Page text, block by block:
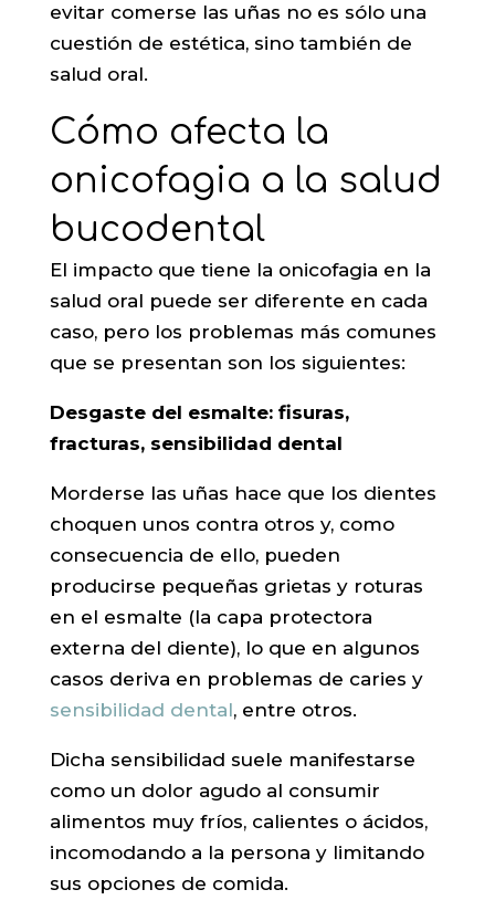
evitar comerse las uñas no es sólo una
cuestión de estética, sino también de
salud oral.
Cómo afecta la
onicofagia a la salud
bucodental
El impacto que tiene la onicofagia en la
salud oral puede ser diferente en cada
caso, pero los problemas más comunes
que se presentan son los siguientes:
Desgaste del esmalte: fisuras,
fracturas, sensibilidad dental
Morderse las uñas hace que los dientes
choquen unos contra otros y, como
consecuencia de ello, pueden
producirse pequeñas grietas y roturas
en el esmalte (la capa protectora
externa del diente), lo que en algunos
casos deriva en problemas de caries y
sensibilidad dental, entre otros.
Dicha sensibilidad suele manifestarse
como un dolor agudo al consumir
alimentos muy fríos, calientes o ácidos,
incomodando a la persona y limitando
sus opciones de comida.